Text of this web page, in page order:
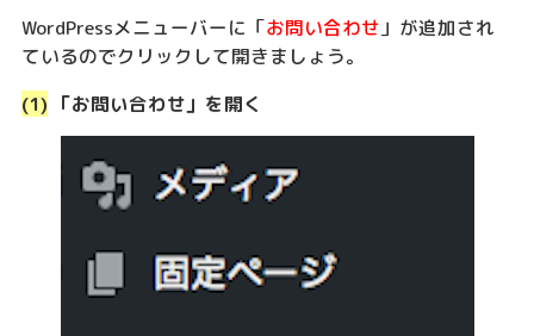
WordPressメニューバーに「お問い合わせ」が追加され
ているのでクリックして開きましょう。
(1) 「お問い合わせ」を開く